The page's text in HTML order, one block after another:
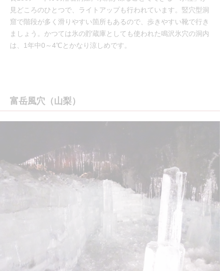
見どころのひとつで、ライトアップも行われています。竪穴型洞
窟で階段が多く滑りやすい箇所もあるので、歩きやすい靴で行き
ましょう。かつては氷の貯蔵庫としても使われた鳴沢氷穴の洞内
は、1年中0～4℃とかなり涼しめです。
富岳風穴（山梨）